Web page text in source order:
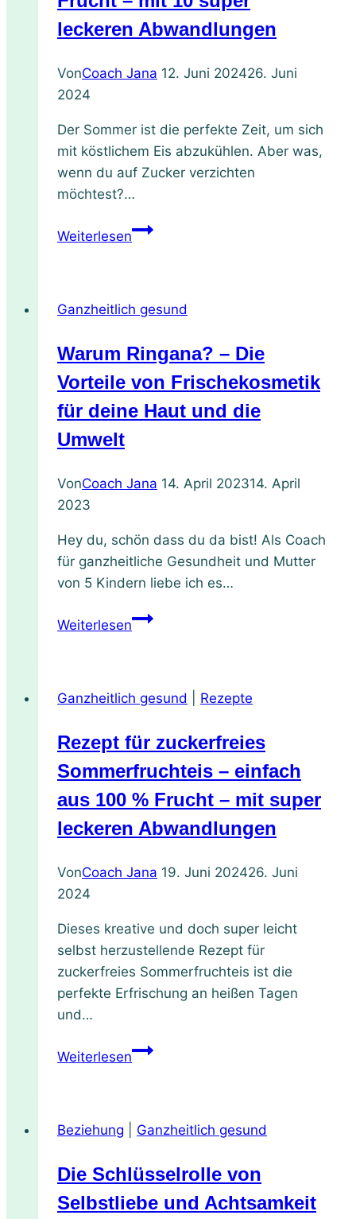
Genuss
leckeren Abwandlungen
VonCoach Jana 12. Juni 202426. Juni
2024
Der Sommer ist die perfekte Zeit, um sich
mit köstlichem Eis abzukühlen. Aber was,
wenn du auf Zucker verzichten
möchtest?…
WeiterlesenRezept
einfach
100
%
–
super
Ganzheitlich gesund
Warum Ringana? – Die
Vorteile von Frischekosmetik
für deine Haut und die
Umwelt
VonCoach Jana 14. April 202314. April
2023
Hey du, schön dass du da bist! Als Coach
für ganzheitliche Gesundheit und Mutter
von 5 Kindern liebe ich es…
WeiterlesenWarum
Vorteile
Frischekosmetik
für
Haut
und
Umwelt
Ganzheitlich gesund Rezepte
Rezept für zuckerfreies
Sommerfruchteis – einfach
aus 100 % Frucht – mit super
leckeren Abwandlungen
VonCoach Jana 19. Juni 202426. Juni
2024
Dieses kreative und doch super leicht
selbst herzustellende Rezept für
zuckerfreies Sommerfruchteis ist die
perfekte Erfrischung an heißen Tagen
und…
WeiterlesenRezept
–
aus
100
Beziehung Ganzheitlich gesund
Die Schlüsselrolle von
Selbstliebe und Achtsamkeit